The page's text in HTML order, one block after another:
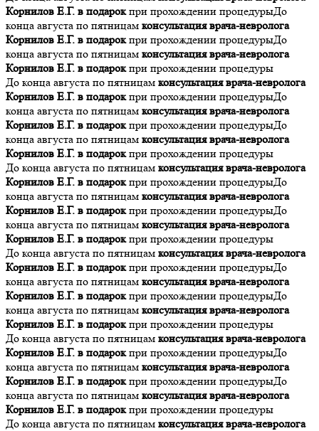
Корнилов Е.Г. в подарокпри прохождении процедурыДо
конца августа по пятницам консультация врача-невролога
Корнилов Е.Г. в подарокпри прохождении процедурыДо
конца августа по пятницам консультация врача-невролога
Корнилов Е.Г. в подарокпри прохождении процедуры
До конца августа по пятницам консультация врача-невролога
Корнилов Е.Г. в подарокпри прохождении процедурыДо
конца августа по пятницам консультация врача-невролога
Корнилов Е.Г. в подарокпри прохождении процедурыДо
конца августа по пятницам консультация врача-невролога
Корнилов Е.Г. в подарокпри прохождении процедуры
До конца августа по пятницам консультация врача-невролога
Корнилов Е.Г. в подарокпри прохождении процедурыДо
конца августа по пятницам консультация врача-невролога
Корнилов Е.Г. в подарокпри прохождении процедурыДо
конца августа по пятницам консультация врача-невролога
Корнилов Е.Г. в подарокпри прохождении процедуры
До конца августа по пятницам консультация врача-невролога
Корнилов Е.Г. в подарокпри прохождении процедурыДо
конца августа по пятницам консультация врача-невролога
Корнилов Е.Г. в подарокпри прохождении процедурыДо
конца августа по пятницам консультация врача-невролога
Корнилов Е.Г. в подарокпри прохождении процедуры
До конца августа по пятницам консультация врача-невролога
Корнилов Е.Г. в подарокпри прохождении процедурыДо
конца августа по пятницам консультация врача-невролога
Корнилов Е.Г. в подарокпри прохождении процедурыДо
конца августа по пятницам консультация врача-невролога
Корнилов Е.Г. в подарокпри прохождении процедуры
До конца августа по пятницам консультация врача-невролога